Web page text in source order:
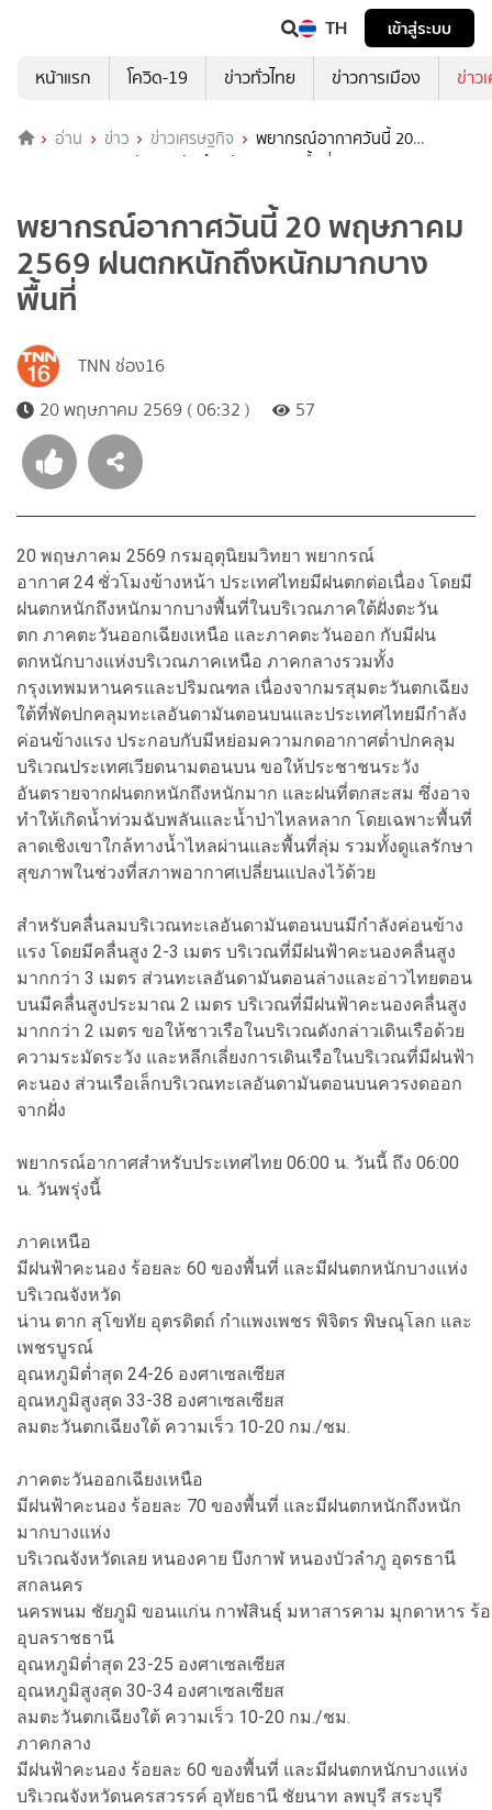
TH
เข้าสู่ระบบ
หน้าแรก
โควิด-19 ข่าวทั่วไทย ข่าวการเมือง ข่าว
อ่าน ข่าว ข่าวเศรษฐกิจ
พยากรณ์อากาศวันนี้ 20
พฤษภาคม 2569 ฝนตกหนักถึงหนักมากบางพื้นที่
พยากรณ์อากาศวันนี้ 20 พฤษภาคม
2569 ฝนตกหนักถึงหนักมากบาง
พื้นที่
TNN ช่อง16
20 พฤษภาคม 2569 ( 06:32 )
57
20 พฤษภาคม 2569 กรมอุตุนิยมวิทยา พยากรณ์
อากาศ 24 ชั่วโมงข้างหน้า ประเทศไทยมีฝนตกต่อเนื่อง โดยมี
ฝนตกหนักถึงหนักมากบางพื้นที่ในบริเวณภาคใต้ฝั่งตะวัน
ตก ภาคตะวันออกเฉียงเหนือ และภาคตะวันออก กับมีฝน
ตกหนักบางแห่งบริเวณภาคเหนือ ภาคกลางรวมทั้ง
กรุงเทพมหานครและปริมณฑล เนื่องจากมรสุมตะวันตกเฉียง
ใต้ที่พัดปกคลุมทะเลอันดามันตอนบนและประเทศไทยมีกำลัง
ค่อนข้างแรง ประกอบกับมีหย่อมความกดอากาศต่ำปกคลุม
บริเวณประเทศเวียดนามตอนบน ขอให้ประชาชนระวัง
อันตรายจากฝนตกหนักถึงหนักมาก และฝนที่ตกสะสม ซึ่งอาจ
ทำให้เกิดน้ำท่วมฉับพลันและน้ำป่าไหลหลาก โดยเฉพาะพื้นที่
ลาดเชิงเขาใกล้ทางน้ำไหลผ่านและพื้นที่ลุ่ม รวมทั้งดูแลรักษา
สุขภาพในช่วงที่สภาพอากาศเปลี่ยนแปลงไว้ด้วย
สำหรับคลื่นลมบริเวณทะเลอันดามันตอนบนมีกำลังค่อนข้าง
แรง โดยมีคลื่นสูง 2-3 เมตร บริเวณที่มีฝนฟ้าคะนองคลื่นสูง
มากกว่า 3 เมตร ส่วนทะเลอันดามันตอนล่างและอ่าวไทยตอน
บนมีคลื่นสูงประมาณ 2 เมตร บริเวณที่มีฝนฟ้าคะนองคลื่นสูง
มากกว่า 2 เมตร ขอให้ชาวเรือในบริเวณดังกล่าวเดินเรือด้วย
ความระมัดระวัง และหลีกเลี่ยงการเดินเรือในบริเวณที่มีฝนฟ้า
คะนอง ส่วนเรือเล็กบริเวณทะเลอันดามันตอนบนควรงดออก
จากฝั่ง
พยากรณ์อากาศสำหรับประเทศไทย 06:00 น. วันนี้ ถึง 06:00
น. วันพรุ่งนี้
ภาคเหนือ
มีฝนฟ้าคะนอง ร้อยละ 60 ของพื้นที่ และมีฝนตกหนักบางแห่ง
บริเวณจังหวัด
น่าน ตาก สุโขทัย อุตรดิตถ์ กำแพงเพชร พิจิตร พิษณุโลก และ
เพชรบูรณ์
อุณหภูมิต่ำสุด 24-26 องศาเซลเซียส
อุณหภูมิสูงสุด 33-38 องศาเซลเซียส
ลมตะวันตกเฉียงใต้ ความเร็ว 10-20 กม./ชม.
ภาคตะวันออกเฉียงเหนือ
มีฝนฟ้าคะนอง ร้อยละ 70 ของพื้นที่ และมีฝนตกหนักถึงหนัก
มากบางแห่ง
บริเวณจังหวัดเลย หนองคาย บึงกาฬ หนองบัวลำภู อุดรธานี
สกลนคร
นครพนม ชัยภูมิ ขอนแก่น กาฬสินธุ์ มหาสารคาม มุกดาหาร ร้อ
อุบลราชธานี
อุณหภูมิต่ำสุด 23-25 องศาเซลเซียส
อุณหภูมิสูงสุด 30-34 องศาเซลเซียส
ลมตะวันตกเฉียงใต้ ความเร็ว 10-20 กม./ชม.
ภาคกลาง
มีฝนฟ้าคะนอง ร้อยละ 60 ของพื้นที่ และมีฝนตกหนักบางแห่ง
บริเวณจังหวัดนครสวรรค์ อุทัยธานี ชัยนาท ลพบุรี สระบุรี